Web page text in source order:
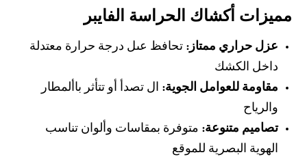
مميزات أكشاك الحراسة الفايبر
عزل حراري ممتاز: تحافظ عىل درجة حرارة معتدلة
داخل الكشك
مقاومة للعوامل الجوية: ال تصدأ أو تتأثر باألمطار
والرياح
تصاميم متنوعة: متوفرة بمقاسات وألوان تناسب
الهوية البصرية للموقع